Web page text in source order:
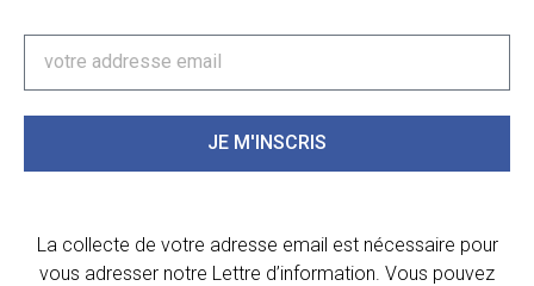
JE M'INSCRIS
La collecte de votre adresse email est nécessaire pour
vous adresser notre Lettre d’information. Vous pouvez